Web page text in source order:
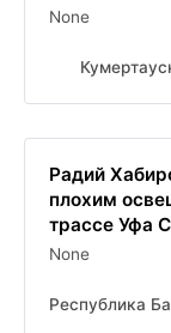
None
Радий
плохим
трассе Уфа
None
Республика